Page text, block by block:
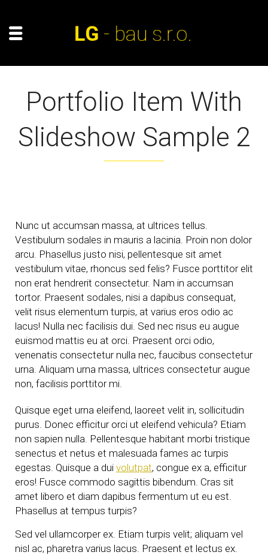
Portfolio Item With
Slideshow Sample 2
Nunc ut accumsan massa, at ultrices tellus.
Vestibulum sodales in mauris a lacinia. Proin non dolor
arcu. Phasellus justo nisi, pellentesque sit amet
vestibulum vitae, rhoncus sed felis? Fusce porttitor elit
non erat hendrerit consectetur. Nam in accumsan
tortor. Praesent sodales, nisi a dapibus consequat,
velit risus elementum turpis, at varius eros odio ac
lacus! Nulla nec facilisis dui. Sed nec risus eu augue
euismod mattis eu at orci. Praesent orci odio,
venenatis consectetur nulla nec, faucibus consectetur
urna. Aliquam urna massa, ultrices consectetur augue
non, facilisis porttitor mi.
Quisque eget urna eleifend, laoreet velit in, sollicitudin
purus. Donec efficitur orci ut eleifend vehicula? Etiam
non sapien nulla. Pellentesque habitant morbi tristique
senectus et netus et malesuada fames ac turpis
egestas. Quisque a dui volutpat, congue ex a, efficitur
eros! Fusce commodo sagittis bibendum. Cras sit
amet libero et diam dapibus fermentum ut eu est.
Phasellus at tempus turpis?
Sed vel ullamcorper ex. Etiam turpis velit; aliquam vel
nisl ac, pharetra varius lacus. Praesent et lectus ex.